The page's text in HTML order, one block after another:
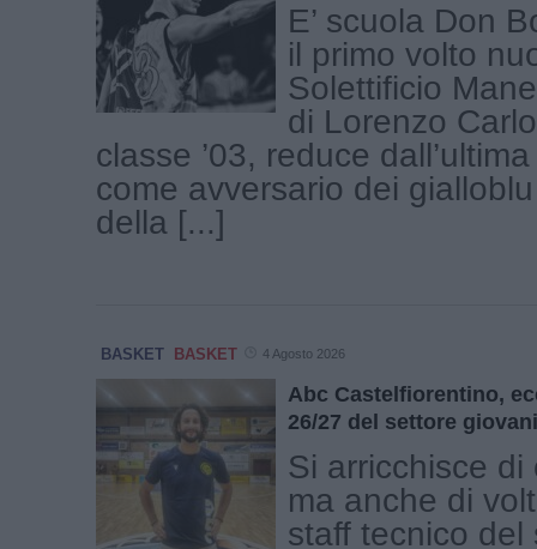
E’ scuola Don
il primo volto
Solettificio
di Lorenzo
classe ’03, reduce
come avversario dei
della [...]
BASKET BASKET 4 Agosto 2026
Abc Castelfiorentino,
26/27 del settore
Si arricchisce di
ma anche di
staff tecnico del